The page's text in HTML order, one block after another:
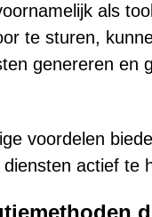
als
te sturen,
genereren en
voordelen
actief te